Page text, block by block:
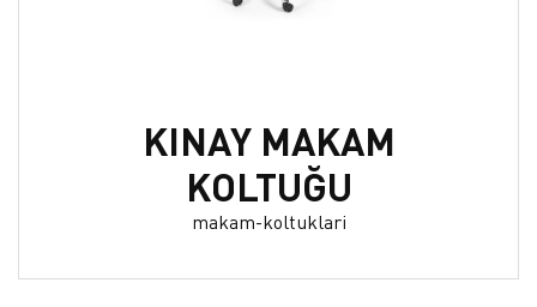
KINAY MAKAM
KOLTUĞU
makam-koltuklari